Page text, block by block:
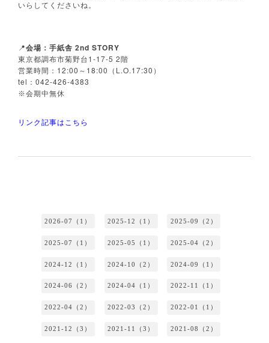
いらしてくださいね。
📍会場：手紙舎 2nd STORY
東京都調布市菊野台 1-17-5 2階
営業時間： 12:00 ～ 18:00 （ L.O.17:30 ）
tel ：042-426-4383
※会期中無休
リンク記事はこちら
2026-07（1） 2025-12（1） 2025-09（2）
2025-07（1） 2025-05（1） 2025-04（2）
2024-12（1） 2024-10（2） 2024-09（1）
2024-06（2） 2024-04（1） 2022-11（1）
2022-04（2） 2022-03（2） 2022-01（1）
2021-12（3） 2021-11（3） 2021-08（2）